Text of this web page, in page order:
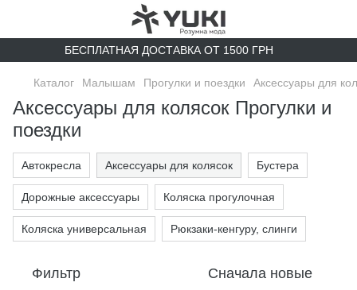
БЕСПЛАТНАЯ ДОСТАВКА ОТ 1500 ГРН
Каталог Малышам Прогулки и поездки Аксессуары для
Аксессуары для колясок Прогулки и
поездки
Автокресла Аксессуары для колясок Бустера
Дорожные аксессуары Коляска прогулочная
Коляска универсальная Рюкзаки-кенгуру, слинги
Фильтр Сначала новые